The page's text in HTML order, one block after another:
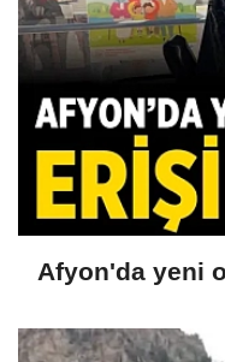
Afyon'da yeni